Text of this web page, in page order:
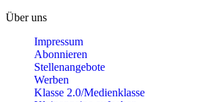
Über uns
Impressum
Abonnieren
Stellenangebote
Werben
Klasse 2.0/Medienklasse